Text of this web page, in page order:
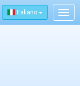
Italiano